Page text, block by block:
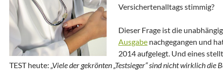
Versichertenalltags stimmig?
Dieser Frage ist die
Ausgabe nachgegangen und
2014 aufgelegt. Und eines
TEST heute: „Viele der gekrönten „Testsieger“ sind nicht wirklich die